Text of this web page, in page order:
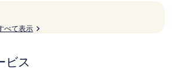
べて表示
ビス